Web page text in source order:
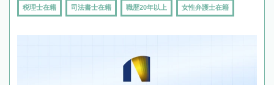
税理士在籍 司法書士在籍 職歴20年以上 女性弁護士在籍